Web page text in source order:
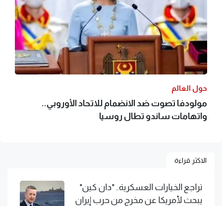
حول العالم
مولودفا تصوت ضد الانضمام للاتحاد الأوروبي..
واتهامات ساندو تطال روسيا
الاكثر قراءة
تراجع الخيارات العسكرية.. "دان كين"
يبحث لأمريكا عن مخرج من حرب إيران